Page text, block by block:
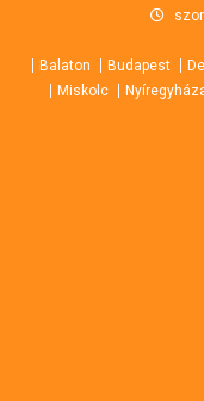
contentBalaton Budapest
Miskolc